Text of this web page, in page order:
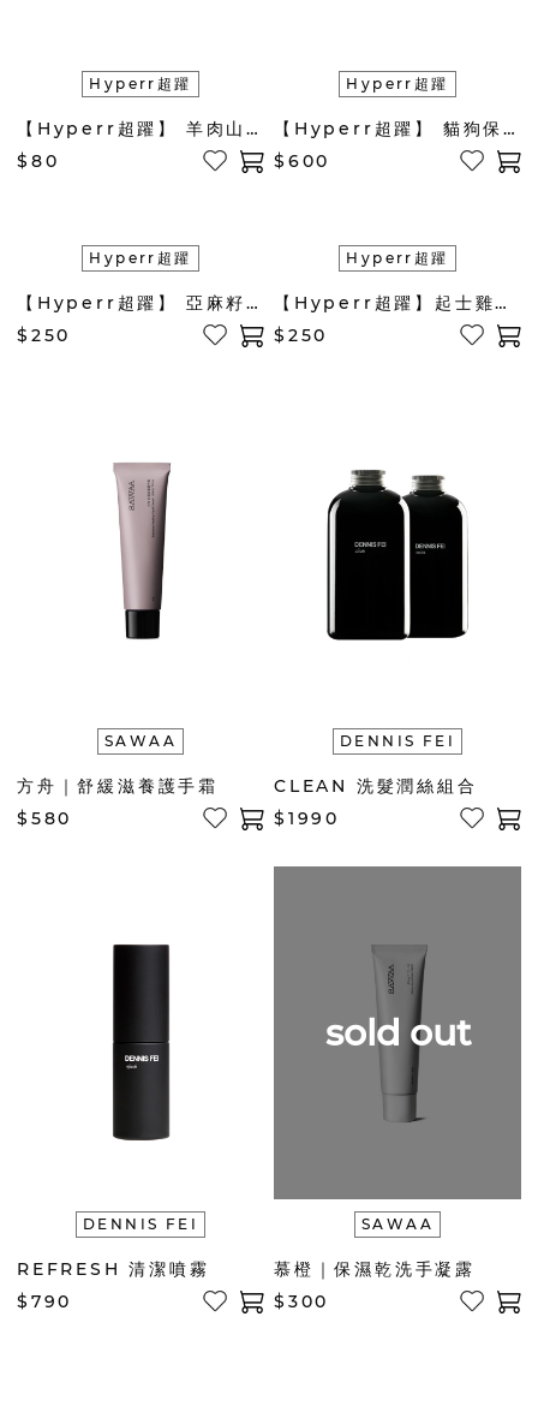
Hyperr超躍
【Hyperr超躍】 羊肉山藥肉泥條
$80
Hyperr超躍
【Hyperr超躍】 貓狗保健 眼睛
$600
Hyperr超躍
【Hyperr超躍】 亞麻籽雞肉餅-手作零食
$250
Hyperr超躍
【Hyperr超躍】起士雞肉條 手作零食
$250
SAWAA
方舟｜舒緩滋養護手霜
$580
DENNIS FEI
CLEAN 洗髮潤絲組合
$1990
DENNIS FEI
REFRESH 清潔噴霧
$790
sold out
SAWAA
慕橙｜保濕乾洗手凝露
$300